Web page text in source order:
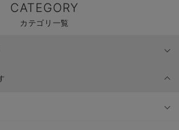
CATEGORY
カテゴリ一覧